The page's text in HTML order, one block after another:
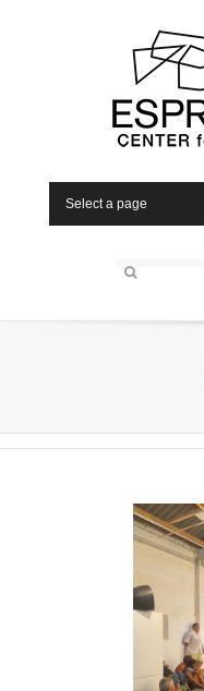
Select a page